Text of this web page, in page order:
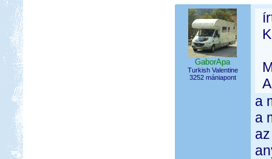
GaborApa
Turkish Valentine
3252 mániapont
a
a